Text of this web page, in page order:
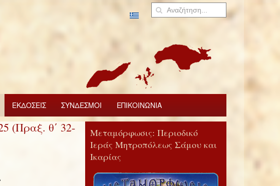
ΕΚΔΟΣΕΙΣ ΣΥΝΔΕΣΜΟΙ ΕΠΙΚΟΙΝΩΝΙΑ
(Πραξ. θ΄ 32-
Μεταμόρφωσις: Περιοδικό
Ιεράς Μητροπόλεως Σάμου και
Ικαρίας